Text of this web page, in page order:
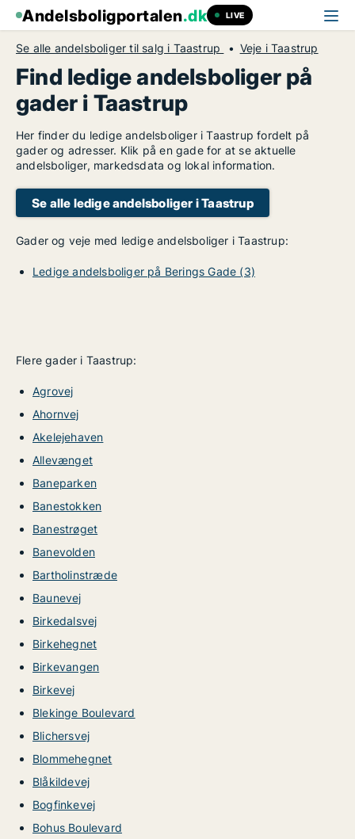
Andelsboligportalen.dk LIVE
Se alle andelsboliger til salg i Taastrup Veje i Taastrup
Find ledige andelsboliger på
gader i Taastrup
Her finder du ledige andelsboliger i Taastrup fordelt på
gader og adresser. Klik på en gade for at se aktuelle
andelsboliger, markedsdata og lokal information.
Se alle ledige andelsboliger i Taastrup
Gader og veje med ledige andelsboliger i Taastrup:
Ledige andelsboliger på Berings Gade (3)
Flere gader i Taastrup:
Agrovej
Ahornvej
Akelejehaven
Allevænget
Baneparken
Banestokken
Banestrøget
Banevolden
Bartholinstræde
Baunevej
Birkedalsvej
Birkehegnet
Birkevangen
Birkevej
Blekinge Boulevard
Blichersvej
Blommehegnet
Blåkildevej
Bogfinkevej
Bohus Boulevard